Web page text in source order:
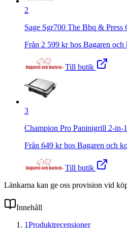
2
Sage Sgr700 The Bbq & Press
Från 2 599 kr hos Bagaren och
Till butik
3
Champion Pro Paninigrill 2-in-
Från 649 kr hos Bagaren och
Till butik
Länkarna kan ge oss provision vid
Innehåll
1Produktrecensioner